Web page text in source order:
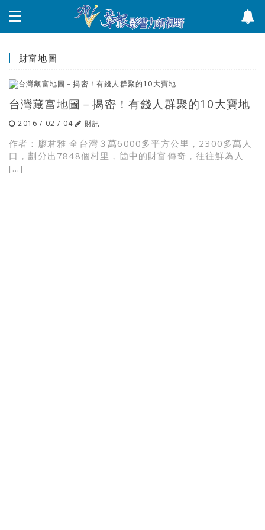
財富地圖
台灣藏富地圖－揭密！有錢人群聚的10大寶地
2016 / 02 / 04 財訊
作者：廖君雅 全台灣３萬6000多平方公里，2300多萬人
口，劃分出7848個村里，箇中的財富傳奇，往往鮮為人
[…]